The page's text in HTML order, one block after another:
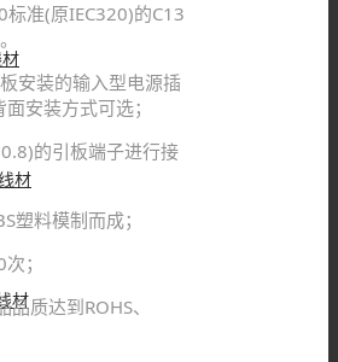
材
材
标准(原IEC320)的C13
安装的输入型电源插
安装方式可选；
的引板端子进行接
塑料模制而成；
；
质达到ROHS、